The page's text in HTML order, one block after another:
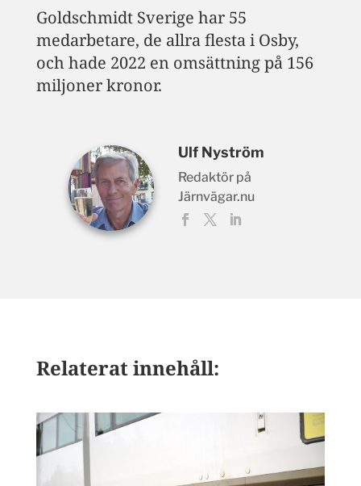
Goldschmidt Sverige har 55
medarbetare, de allra flesta i Osby,
och hade 2022 en omsättning på 156
miljoner kronor.
Ulf Nyström
Redaktör på
Järnvägar.nu
Relaterat innehåll: